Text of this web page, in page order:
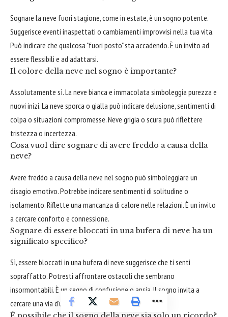
Sognare la neve fuori stagione, come in estate, è un sogno potente.
Suggerisce eventi inaspettati o cambiamenti improvvisi nella tua vita.
Può indicare che qualcosa "fuori posto" sta accadendo. È un invito ad
essere flessibili e ad adattarsi.
Il colore della neve nel sogno è importante?
Assolutamente sì. La neve bianca e immacolata simboleggia purezza e
nuovi inizi. La neve sporca o gialla può indicare delusione, sentimenti di
colpa o situazioni compromesse. Neve grigia o scura può riflettere
tristezza o incertezza.
Cosa vuol dire sognare di avere freddo a causa della
neve?
Avere freddo a causa della neve nel sogno può simboleggiare un
disagio emotivo. Potrebbe indicare sentimenti di solitudine o
isolamento. Riflette una mancanza di calore nelle relazioni. È un invito
a cercare conforto e connessione.
Sognare di essere bloccati in una bufera di neve ha un
significato specifico?
Sì, essere bloccati in una bufera di neve suggerisce che ti senti
sopraffatto. Potresti affrontare ostacoli che sembrano
insormontabili. È un segno di confusione o ansia. Il sogno invita a
cercare una via d'uscita o a chiedere aiuto.